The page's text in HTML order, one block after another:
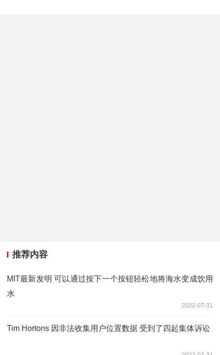
推荐内容
MIT最新发明 可以通过按下一个按钮轻松地将海水变成饮用
水
2022-07-31
Tim Hortons 因非法收集用户位置数据 受到了四起集体诉讼